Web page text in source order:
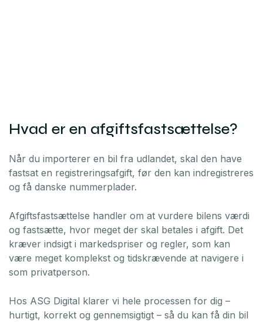
Hvad er en afgiftsfastsættelse?
Når du importerer en bil fra udlandet, skal den have
fastsat en registreringsafgift, før den kan indregistreres
og få danske nummerplader.
Afgiftsfastsættelse handler om at vurdere bilens værdi
og fastsætte, hvor meget der skal betales i afgift. Det
kræver indsigt i markedspriser og regler, som kan
være meget komplekst og tidskrævende at navigere i
som privatperson.
Hos ASG Digital klarer vi hele processen for dig –
hurtigt, korrekt og gennemsigtigt – så du kan få din bil